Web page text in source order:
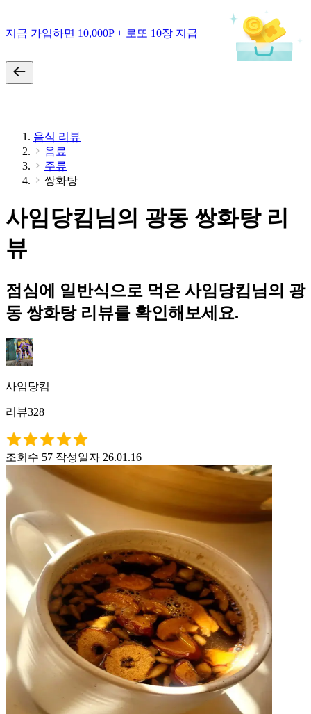
지금 가입하면 10,000P + 로또 10장 지급
음식 리뷰
음료
주류
쌍화탕
사임당킴님의 광동 쌍화탕 리
뷰
점심에 일반식으로 먹은 사임당킴님의 광
동 쌍화탕 리뷰를 확인해보세요.
사임당킴
리뷰328
조회수 57 작성일자 26.01.16